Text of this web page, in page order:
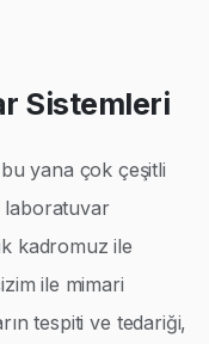
Sistemleri
yana çok çeşitli
laboratuvar
kadromuz ile
ile mimari
tespiti ve tedariği,